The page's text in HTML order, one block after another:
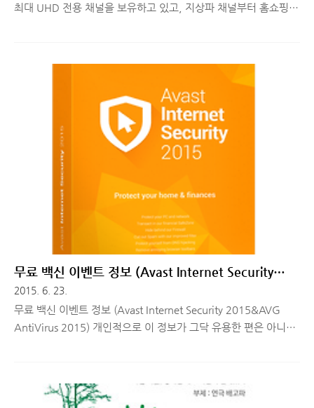
최대 UHD 전용 채널을 보유하고 있고, 지상파 채널부터 홈쇼핑,
분들이 정말 좋아하실 것 같은 이벤트 소식을 하나 준비해봤습니
다. 바로 올레tv와 카카오톡 플친(플러스 친구) 출시 기념 이벤트
입니다. ■ 올레tv 카카오톡 플친 맺기 이벤트평소에 tv 리모컨으
로 올레tv를 컨트롤하게 되는데, 이번에 kt와 카카오톡의 제휴로
올레tv 카카오톡 플친을 맺으면 스마트폰을 ..
무료 백신 이벤트 정보 (Avast Internet Security
2015&AVG AntiVirus 2015)
2015. 6. 23.
무료 백신 이벤트 정보 (Avast Internet Security 2015&AVG
AntiVirus 2015) 개인적으로 이 정보가 그닥 유용한 편은 아니라
로이목마등의 DB가 다르므로 많은 DB를 보유하고 잘~ 잡는다고